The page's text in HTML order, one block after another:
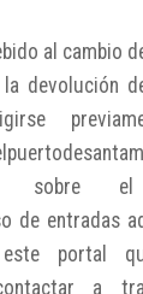
al cambio
devolución
sobre el
de entradas
portal
a